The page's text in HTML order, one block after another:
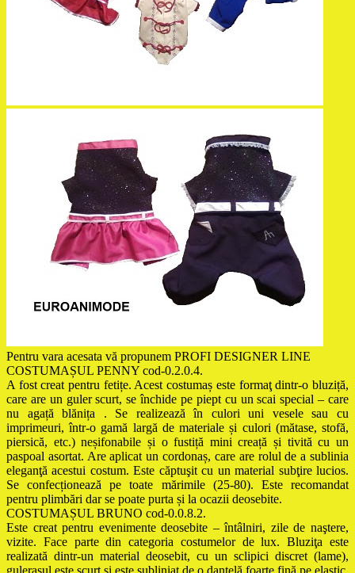
Pentru vara acesata vă propunem PROFI DESIGNER LINE
COSTUMAȘUL PENNY cod-0.2.0.4.
A fost creat pentru fetițe. Acest costumaș este formaţ dintr-o bluziță,
care are un guler scurt, se închide pe piept cu un scai special – care
nu agață blănița . Se realizează în culori uni vesele sau cu
imprimeuri, într-o gamă largă de materiale și culori (mătase, stofă,
piersică, etc.) neșifonabile și o fustiță mini creață și tivită cu un
paspoal asortat. Are aplicat un cordonaș, care are rolul de a sublinia
eleganţă acestui costum. Este căptuşit cu un material subţire lucios.
Se confecționează pe toate mărimile (25-80). Este recomandat
pentru plimbări dar se poate purta și la ocazii deosebite.
COSTUMAȘUL BRUNO cod-0.0.8.2.
Este creat pentru evenimente deosebite – întâlniri, zile de naştere,
vizite. Face parte din categoria costumelor de lux. Bluziţa este
realizată dintr-un material deosebit, cu un sclipici discret (lame),
guleraşul este scurt şi este subliniat de o dantelă foarte fină pe elastic,